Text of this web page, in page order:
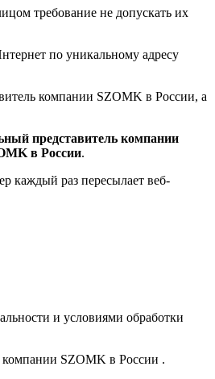
требование не допускать их
по уникальному адресу
компании SZOMK в России, а
представитель компании
в России.
каждый раз пересылает веб-
и условиями обработки
компании SZOMK в России .